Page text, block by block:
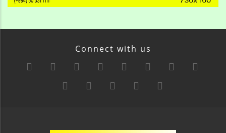
Connect with us